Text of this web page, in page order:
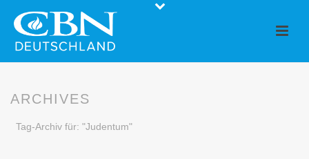
ARCHIVES
Tag-Archiv für: "Judentum"